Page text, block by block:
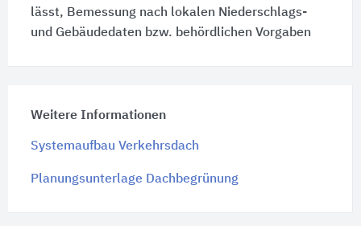
lässt, Bemessung nach lokalen Niederschlags-
und Gebäudedaten bzw. behördlichen Vorgaben
Weitere Informationen
Systemaufbau Verkehrsdach
Planungsunterlage Dachbegrünung